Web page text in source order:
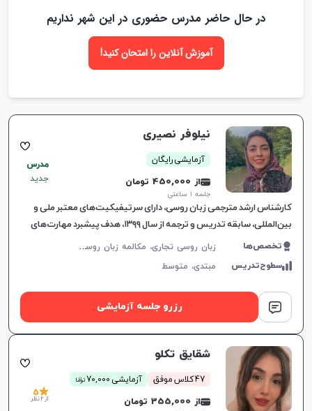
در حال حاضر مدرس حضوری در این شهر نداریم
آموزش آنلاین را امتحان کنید!
نیلوفر نصیری
آزمایشی رایگان
از 450,000 تومان
جلسه ۱ ساعتی
مدرس
جدید
کارشناس ارشد مترجمی زبان روسی، دارای سرتیفیکیت‌های معتبر ملی و
بین‌المللی، سابقه تدریس و ترجمه از سال ۱۳۹۹، هدف پیشبرد مهارت‌های
زبانی و ارتباطی.
تخصص‌ها ز
بان روسی تجاری، مکالمه زبان روسی، زبان روسی عمومی، زبان روسی کودکان، پادفک
سطوح‌تدریس مبتدی، متوسط
رزرو جلسه آزمایشی
شقایق تکلو
47 کلاس موفق آزمایشی 70,000 توما
ن
از 355,000 تومان
5
از 2 نظر